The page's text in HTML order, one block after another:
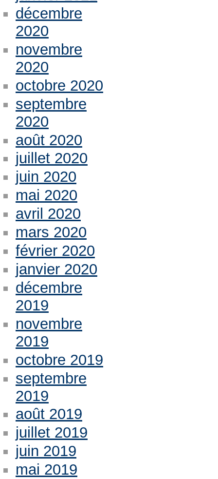
décembre
2020
novembre
2020
octobre 2020
septembre
2020
août 2020
juillet 2020
juin 2020
mai 2020
avril 2020
mars 2020
février 2020
janvier 2020
décembre
2019
novembre
2019
octobre 2019
septembre
2019
août 2019
juillet 2019
juin 2019
mai 2019